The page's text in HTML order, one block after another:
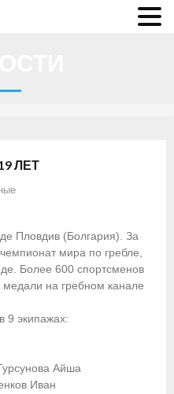
ЛЕТ
Пловдив (Болгария). За
мира по гребле,
Более 600 спортсменов
медали на гребном канале
9 экипажах:
Айша
Иван